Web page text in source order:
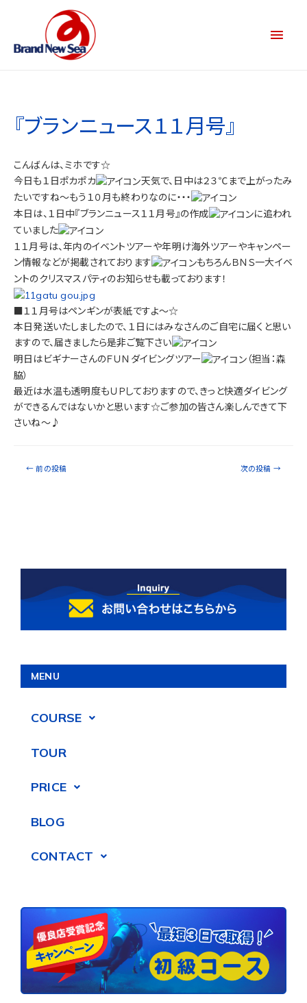
『ブランニュース１１月号』
こんばんは、ミホです☆
今日も１日ポカポカ
天気で、日中は２３℃まで上がったみ
たいですね～もう１０月も終わりなのに・・・
本日は、１日中『ブランニュース１１月号』の作成
に追われ
ていました
１１月号は、年内のイベントツアーや年明け海外ツアーやキャンペー
ン情報などが掲載されております
もちろんＢＮＳ一大イベ
ントのクリスマスパティのお知らせも載っております！
■１１月号はペンギンが表紙ですよ～☆
本日発送いたしましたので、１日にはみなさんのご自宅に届くと思い
ますので、届きましたら是非ご覧下さい
明日はビギナーさんのＦＵＮダイビングツアー
（担当：森
脇）
最近は水温も透明度もＵＰしておりますので、きっと快適ダイビング
ができるんではないかと思います☆ご参加の皆さん楽しんできて下
さいね～♪
← 前の投稿 次の投稿 →
MENU
COURSE
TOUR
PRICE
BLOG
CONTACT